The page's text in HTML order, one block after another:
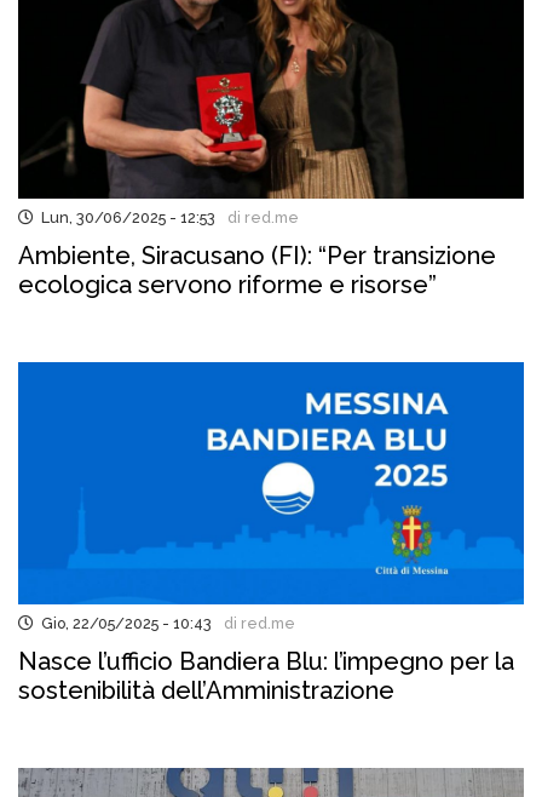
Lun, 30/06/2025 - 12:53 di red.me
Ambiente, Siracusano (FI): “Per transizione
ecologica servono riforme e risorse”
Gio, 22/05/2025 - 10:43 di red.me
Nasce l’ufficio Bandiera Blu: l’impegno per la
sostenibilità dell’Amministrazione